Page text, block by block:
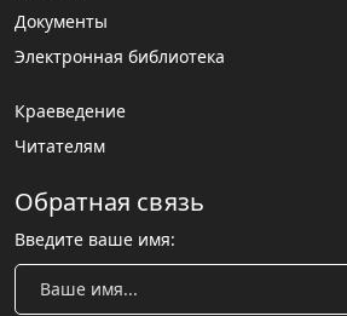
Документы
Электронная библиотека
Краеведение
Читателям
Обратная связь
Введите ваше имя: